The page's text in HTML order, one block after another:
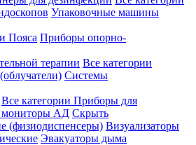
Упаковочные машины
Пояса Приборы опорно-
терапии Все категории
Системы
Все категории Приборы для
мониторы АД Скрыть
(физиодиспенсеры) Визуализаторы
Эвакуаторы дыма